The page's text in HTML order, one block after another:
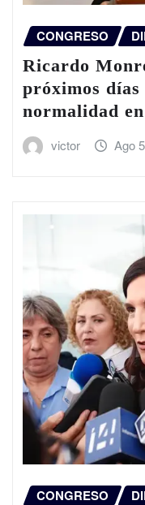
CONGRESO
Ricardo
próximos días
normalidad
victor Ago
CONGRESO